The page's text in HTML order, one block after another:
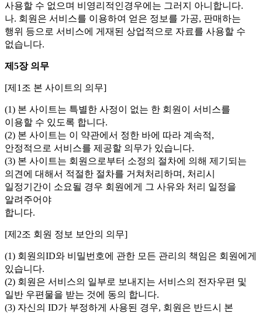
사용할 수 없으며 비영리적인경우에는 그러지 아니합니다.
나. 회원은 서비스를 이용하여 얻은 정보를 가공, 판매하는
행위 등으로 서비스에 게재된 상업적으로 자료를 사용할 수
없습니다.
제5장 의무
[제1조 본 사이트의 의무]
(1) 본 사이트는 특별한 사정이 없는 한 회원이 서비스를
이용할 수 있도록 합니다.
(2) 본 사이트는 이 약관에서 정한 바에 따라 계속적,
안정적으로 서비스를 제공할 의무가 있습니다.
(3) 본 사이트는 회원으로부터 소정의 절차에 의해 제기되는
의견에 대해서 적절한 절차를 거쳐처리하며, 처리시
일정기간이 소요될 경우 회원에게 그 사유와 처리 일정을
알려주어야
합니다.
[제2조 회원 정보 보안의 의무]
(1) 회원의ID와 비밀번호에 관한 모든 관리의 책임은 회원에게
있습니다.
(2) 회원은 서비스의 일부로 보내지는 서비스의 전자우편 및
일반 우편물을 받는 것에 동의 합니다.
(3) 자신의 ID가 부정하게 사용된 경우, 회원은 반드시 본